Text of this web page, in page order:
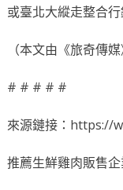
或臺北大縱走整合
（本文由《旅奇傳
# # # # #
來源鏈接：https://
推薦生鮮雞肉販售企